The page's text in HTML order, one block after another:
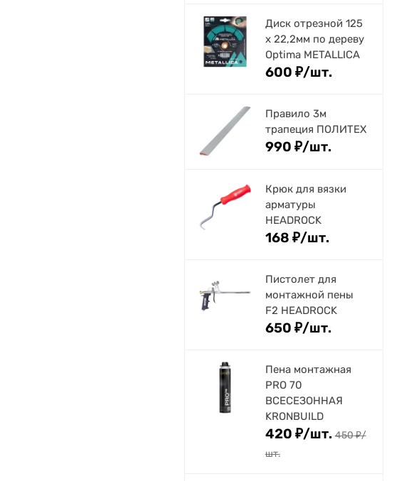
Диск отрезной 125
x 22,2мм по дереву
Optima METALLICA
600 ₽/шт.
Правило 3м
трапеция ПОЛИТЕХ
990 ₽/шт.
Крюк для вязки
арматуры
HEADROCK
168 ₽/шт.
Пистолет для
монтажной пены
F2 HEADROCK
650 ₽/шт.
Пена монтажная
PRO 70
ВСЕСЕЗОННАЯ
KRONBUILD
420 ₽/шт. 450₽/
шт.